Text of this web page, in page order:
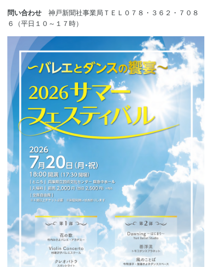
問い合わせ 神戸新聞社事業局ＴＥＬ０７８・３６２・７０８
６（平日１０～１７時）